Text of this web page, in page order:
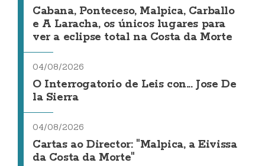
Cabana, Ponteceso, Malpica, Carballo
e A Laracha, os únicos lugares para
ver a eclipse total na Costa da Morte
04/08/2026
O Interrogatorio de Leis con... Jose De
la Sierra
04/08/2026
Cartas ao Director: "Malpica, a Eivissa
da Costa da Morte"